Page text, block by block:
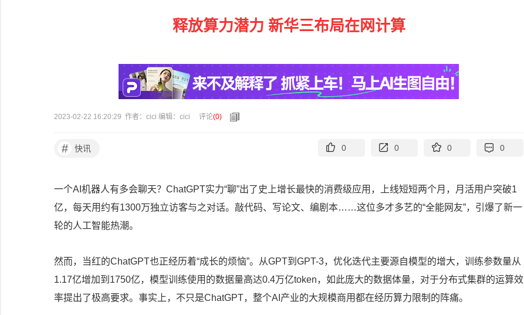
释放算力潜力 新华三布局在网计算
2023-02-22 16:20:29 作者：cici 编辑：cici 评论(0)
# 快讯 0 0 0 0
一个AI机器人有多会聊天？ChatGPT实力“聊”出了史上增长最快的消费级应用，上线短短两个月，月活用户突破1
亿，每天用约有1300万独立访客与之对话。敲代码、写论文、编剧本……这位多才多艺的“全能网友”，引爆了新一
轮的人工智能热潮。
然而，当红的ChatGPT也正经历着“成长的烦恼”。从GPT到GPT-3，优化迭代主要源自模型的增大，训练参数量从
1.17亿增加到1750亿，模型训练使用的数据量高达0.4万亿token，如此庞大的数据体量，对于分布式集群的运算效
率提出了极高要求。事实上，不只是ChatGPT，整个AI产业的大规模商用都在经历算力限制的阵痛。